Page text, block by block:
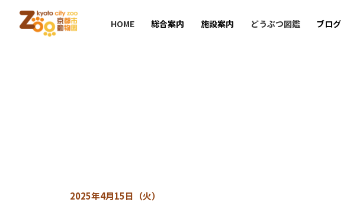
HOME 総合案内 施設案内 どうぶつ図鑑 ブログ
2025年4月15日（火）